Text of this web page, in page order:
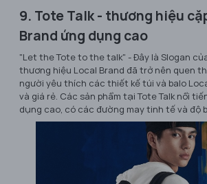
9. Tote Talk - thương hiệu
Brand ứng dụng cao
"Let the Tote to the talk" - Đây là Slogan
thương hiệu Local Brand đã trở nên quen
người yêu thích các thiết kế túi và balo
và giá rẻ. Các sản phẩm tại Tote Talk nổi
dụng cao, có các đường may tinh tế và độ